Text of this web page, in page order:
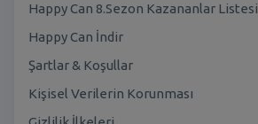
Happy Can 8.Sezon Kazananlar Listesi
Happy Can İndir
Şartlar & Koşullar
Kişisel Verilerin Korunması